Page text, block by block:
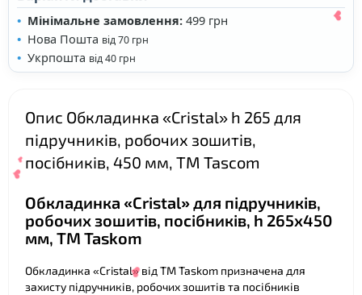
Мінімальне замовлення: 499 грн
Нова Пошта від 70 грн
Укрпошта від 40 грн
Опис Обкладинка «Cristal» h 265 для
підручників, робочих зошитів,
посібників, 450 мм, ТМ Tascom
Обкладинка «Cristal» для підручників,
робочих зошитів, посібників, h 265х450
мм, ТМ Taskom
Обкладинка «Cristal» від ТМ Taskom призначена для
захисту підручників, робочих зошитів та посібників